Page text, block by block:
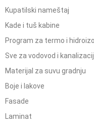
Kupatilski nameštaj
Kade i tuš kabine
Program za termo i
Sve za vodovod i
Materijal za suvu gradnju
Boje i lakove
Fasade
Laminat